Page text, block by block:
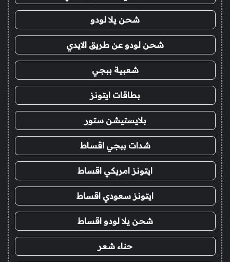
شحن يلا لودو
شحن لودو عن طريق الايدي
شعبية ببجي
بطاقات ايتونز
بلايستيشن ستور
شدات ببجي اقساط
ايتونز امريكي اقساط
ايتونز سعودي اقساط
شحن يلا لودو اقساط
حناء شعر